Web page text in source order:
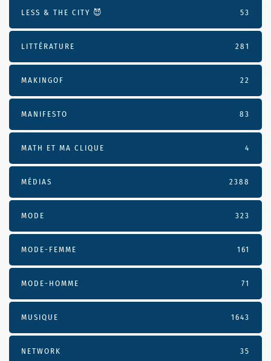
LESS & THE CITY 😈 53
LITTÉRATURE 281
MAKINGOF 22
MANIFESTO 83
MATH ET MA CLIQUE 4
MÉDIAS 2388
MODE 323
MODE-FEMME 161
MODE-HOMME 71
MUSIQUE 1643
NETWORK 35